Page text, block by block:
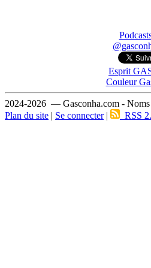
Esprit
Couleur
2024-2026 — Gasconha.com - Noms
Plan du site | Se connecter| RSS